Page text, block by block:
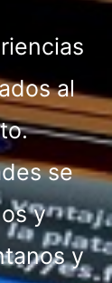
al
se
y
y